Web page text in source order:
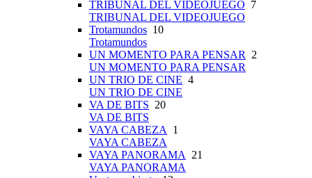
TRIBUNAL DEL VIDEOJUEGO 7
TRIBUNAL DEL VIDEOJUEGO
Trotamundos 10
Trotamundos
UN MOMENTO PARA PENSAR 2
UN MOMENTO PARA PENSAR
UN TRIO DE CINE 4
UN TRIO DE CINE
VA DE BITS 20
VA DE BITS
VAYA CABEZA 1
VAYA CABEZA
VAYA PANORAMA 21
VAYA PANORAMA